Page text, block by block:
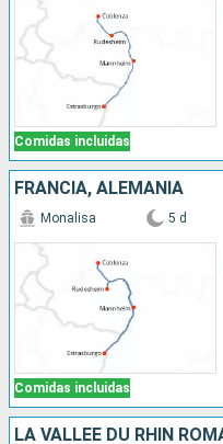
Comidas incluidas
FRANCIA, ALEMANIA
Comidas incluidas
Monalisa 5 d
LA VALLÉE DU RHIN